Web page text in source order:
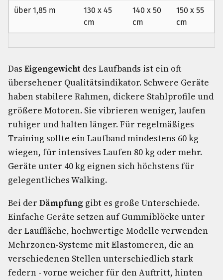
über 1,85 m
130 x 45
cm
140 x 50
cm
150 x 55
cm
Das Eigengewicht des Laufbands ist ein oft
übersehener Qualitätsindikator. Schwere Geräte
haben stabilere Rahmen, dickere Stahlprofile und
größere Motoren. Sie vibrieren weniger, laufen
ruhiger und halten länger. Für regelmäßiges
Training sollte ein Laufband mindestens 60 kg
wiegen, für intensives Laufen 80 kg oder mehr.
Geräte unter 40 kg eignen sich höchstens für
gelegentliches Walking.
Bei der Dämpfung gibt es große Unterschiede.
Einfache Geräte setzen auf Gummiblöcke unter
der Lauffläche, hochwertige Modelle verwenden
Mehrzonen-Systeme mit Elastomeren, die an
verschiedenen Stellen unterschiedlich stark
federn - vorne weicher für den Auftritt, hinten